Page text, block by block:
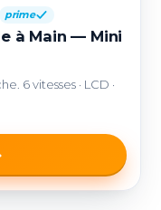
prime
à Main — Mini
6 vitesses · LCD ·